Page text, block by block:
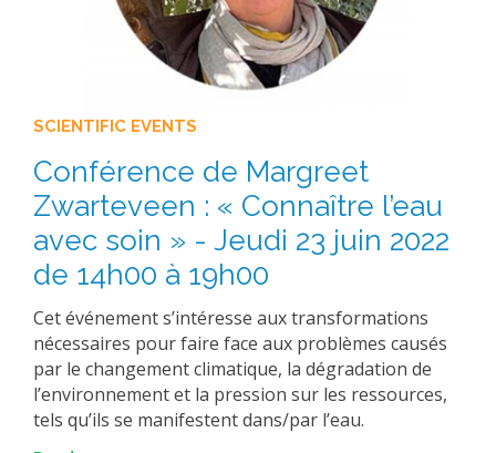
WORKING PAPERS
SCIENTIFIC EVENTS
Conférence de Margreet
Zwarteveen : « Connaître l’eau
avec soin » - Jeudi 23 juin 2022
de 14h00 à 19h00
Cet événement s’intéresse aux transformations
nécessaires pour faire face aux problèmes causés
par le changement climatique, la dégradation de
l’environnement et la pression sur les ressources,
tels qu’ils se manifestent dans/par l’eau.